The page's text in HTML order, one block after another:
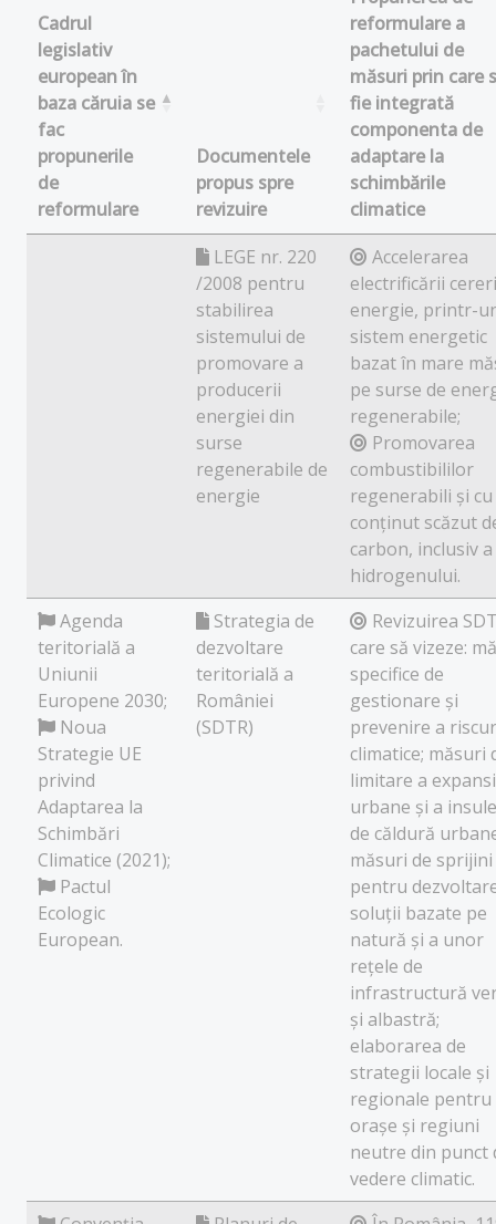
Cadrul
legislativ
european în
baza căruia se
fac
propunerile
de
reformulare
Documentele
propus spre
revizuire
reformulare a
pachetului de
măsuri prin care
fie integrată
componenta de
adaptare la
schimbările
climatice
LEGE nr. 220
/2008 pentru
stabilirea
sistemului de
promovare a
producerii
energiei din
surse
regenerabile de
energie
Accelerarea
electrificării
energie, printr-
sistem energetic
bazat în mare
pe surse de
regenerabile;
Promovarea
combustibililor
regenerabili și cu
conținut scăzut
carbon, inclusiv a
hidrogenului.
Agenda
teritorială a
Uniunii
Europene 2030;
Noua
Strategie UE
privind
Adaptarea la
Schimbări
Climatice (2021);
Pactul
Ecologic
European.
Strategia de
dezvoltare
teritorială a
României
(SDTR)
Revizuirea
care să vizeze:
specifice de
gestionare și
prevenire a
climatice; măsuri
limitare a
urbane și a
de căldură
măsuri de sprijini
pentru
soluții bazate pe
natură și a unor
rețele de
infrastructură
și albastră;
elaborarea de
strategii locale și
regionale pentru
orașe și regiuni
neutre din punct
vedere climatic.